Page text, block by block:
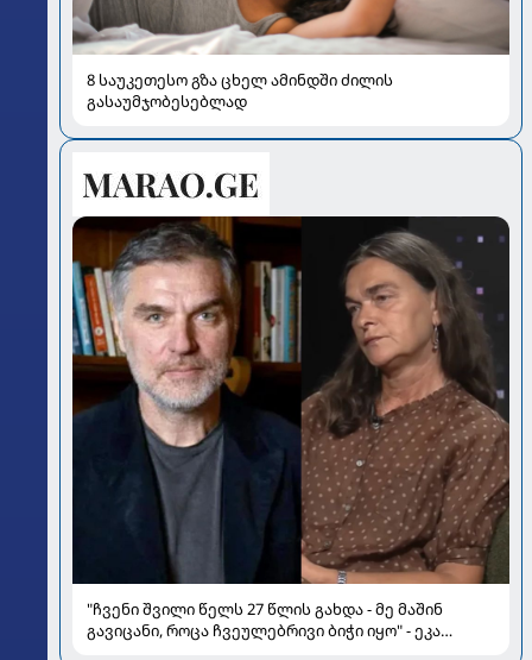
8 საუკეთესო გზა ცხელ ამინდში ძილის
გასაუმჯობესებლად
"ჩვენი შვილი წელს 27 წლის გახდა - მე მაშინ
გავიცანი, როცა ჩვეულებრივი ბიჭი იყო" - ეკა